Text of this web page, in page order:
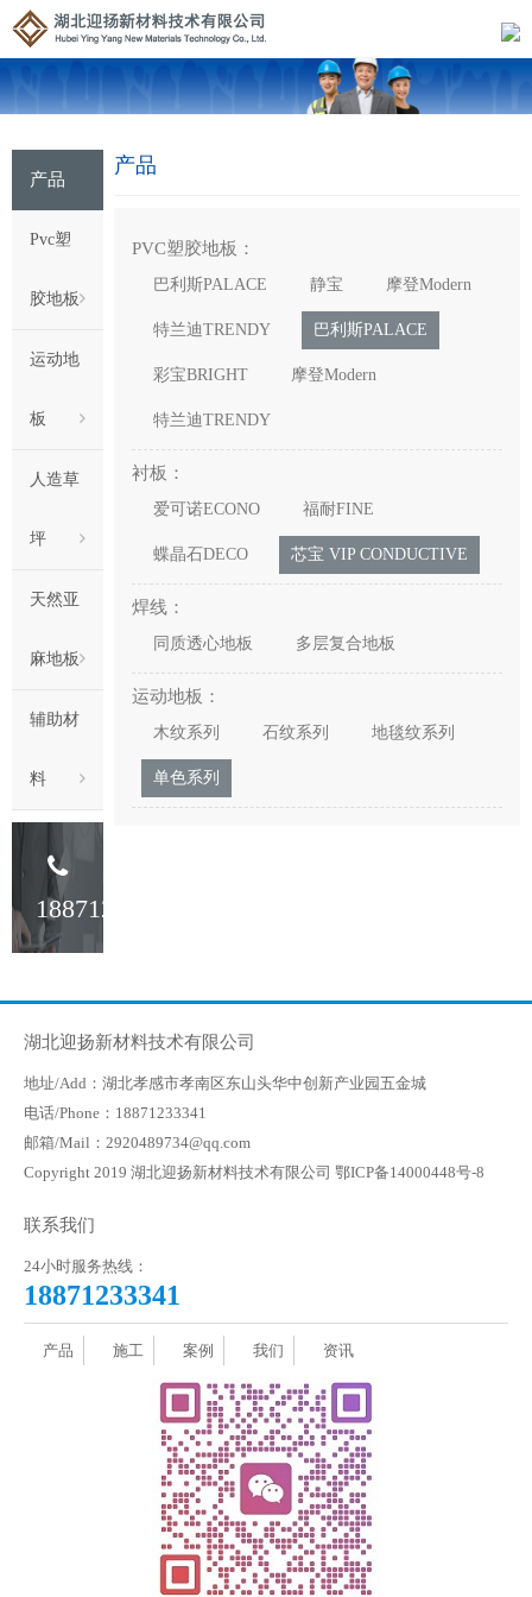
产品
Pvc塑
胶地板
运动地
板
人造草
坪
天然亚
麻地板
辅助材
料
18871233341
产品
PVC塑胶地板：
巴利斯PALACE 静宝 摩登Modern
特兰迪TRENDY 巴利斯PALACE
彩宝BRIGHT 摩登Modern
特兰迪TRENDY
衬板：
爱可诺ECONO 福耐FINE
蝶晶石DECO 芯宝 VIP CONDUCTIVE
焊线：
同质透心地板 多层复合地板
运动地板：
木纹系列 石纹系列 地毯纹系列
单色系列
湖北迎扬新材料技术有限公司
地址/Add：湖北孝感市孝南区东山头华中创新产业园五金城
电话/Phone：18871233341
邮箱/Mail：2920489734@qq.com
Copyright 2019 湖北迎扬新材料技术有限公司 鄂ICP备14000448号-8
联系我们
24小时服务热线：
18871233341
产品 施工 案例 我们 资讯